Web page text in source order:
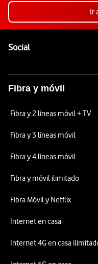
Ir
SocialEnlaces a las redes
Fibra y móvil
Fibra y 2 líneas móvil + TV
Fibra y 3 líneas móvil
Fibra y 4 líneas móvil
Fibra y móvil ilimitado
Fibra Móvil y Netflix
Internet en casa
Internet 4G en casa